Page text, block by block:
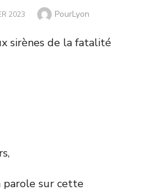
2023 Author
PourLyon
sirènes de la fatalité
parole sur cette